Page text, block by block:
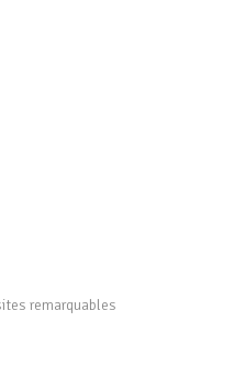
remarquables